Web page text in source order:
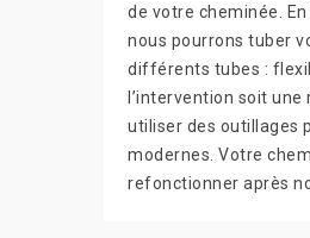
de votre cheminée.
nous pourrons tuber
différents tubes :
l’intervention soit
utiliser des outillages
modernes. Votre
refonctionner après